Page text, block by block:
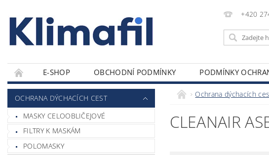
+420
E-SHOP OBCHODNÍ PODMÍNKY PODMÍNKY
OCHRANA DÝCHACÍCH CEST
MASKY CELOOBLIČEJOVÉ
FILTRY K MASKÁM
POLOMASKY
Ochrana dýchacích
CLEANAIR